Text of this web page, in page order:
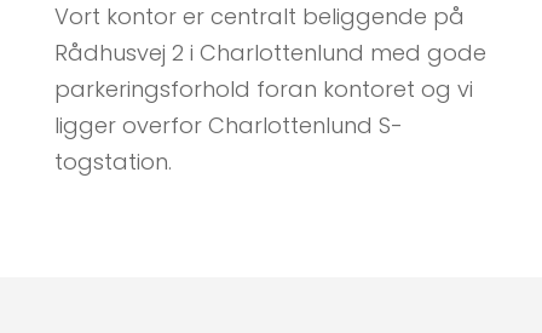
Vort kontor er centralt beliggende på
Rådhusvej 2 i Charlottenlund med gode
parkeringsforhold foran kontoret og vi
ligger overfor Charlottenlund S-
togstation.